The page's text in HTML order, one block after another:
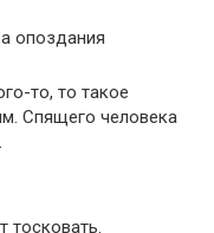
опоздания
то, то такое
Спящего человека
тосковать.